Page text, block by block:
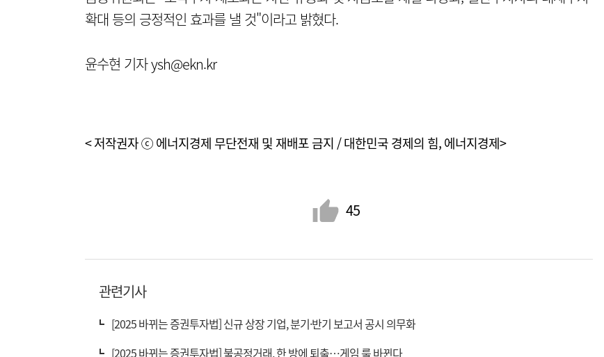
확대 등의 긍정적인 효과를 낼 것"이라고 밝혔다.
윤수현 기자 ysh@ekn.kr
< 저작권자 ⓒ 에너지경제 무단전재 및 재배포 금지 / 대한민국 경제의 힘, 에너지경제>
45
관련기사
[2025 바뀌는 증권투자법] 신규 상장 기업, 분기·반기 보고서 공시 의무화
[2025 바뀌는 증권투자법] 불공정거래, 한 방에 퇴출…게임 룰 바뀐다